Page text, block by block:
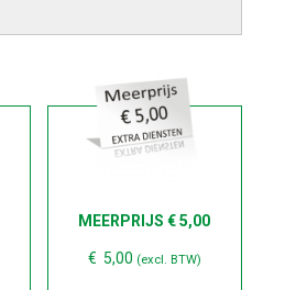
MEERPRIJS € 5,00
€ 5,00 (excl. BTW)